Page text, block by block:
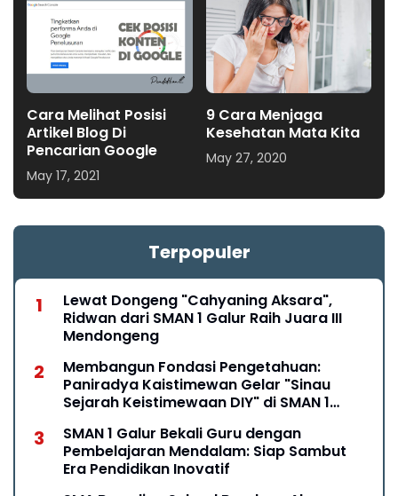
Cara Melihat Posisi
Artikel Blog Di
Pencarian Google
May 17, 2021
9 Cara Menjaga
Kesehatan Mata Kita
May 27, 2020
Terpopuler
Lewat Dongeng "Cahyaning Aksara",
Ridwan dari SMAN 1 Galur Raih Juara III
Mendongeng
Membangun Fondasi Pengetahuan:
Paniradya Kaistimewan Gelar "Sinau
Sejarah Keistimewaan DIY" di SMAN 1
SMAN 1 Galur Bekali Guru dengan
Pembelajaran Mendalam: Siap Sambut
Era Pendidikan Inovatif